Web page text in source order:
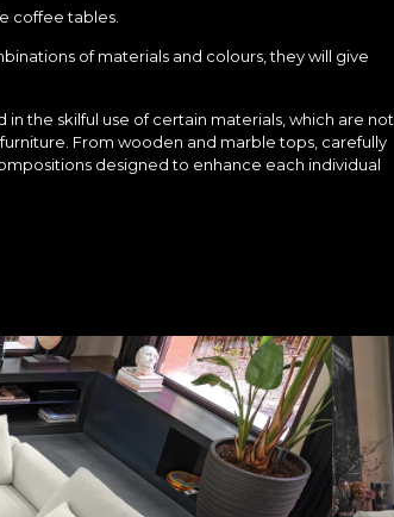
coffee tables.
of materials and colours, they will give
in the skilful use of certain materials, which are not
From wooden and marble tops, carefully
designed to enhance each individual